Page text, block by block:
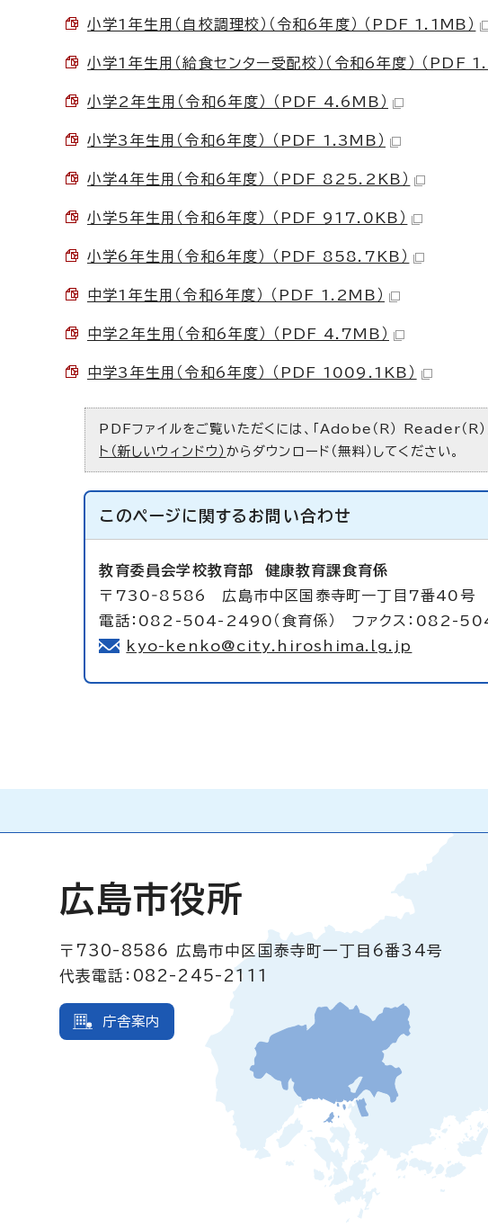
小学1年生用（自校調理校）（令和6年度） （PDF 1.1MB）
小学1年生用（給食センター受配校）（令和6年度） （PDF
小学2年生用（令和6年度） （PDF 4.6MB）
小学3年生用（令和6年度） （PDF 1.3MB）
小学4年生用（令和6年度） （PDF 825.2KB）
小学5年生用（令和6年度） （PDF 917.0KB）
小学6年生用（令和6年度） （PDF 858.7KB）
中学1年生用（令和6年度） （PDF 1.2MB）
中学2年生用（令和6年度） （PDF 4.7MB）
中学3年生用（令和6年度） （PDF 1009.1KB）
PDFファイルをご覧いただくには、「Adobe（R） Reader（R
ト（新しいウィンドウ） からダウンロード（無料）してください。
このページに関する お問い合わせ
教育委員会学校教育部 健康教育課食育係
〒730‐8586 広島市中区国泰寺町一丁目7番40号
電話：082-504-2490（食育係） ファクス：082-
kyo-kenko@city.hiroshima.lg.jp
広島市役所
〒730-8586
広島市中区国泰寺町一丁目6番34号
代表電話：082-245-2111
庁舎案内